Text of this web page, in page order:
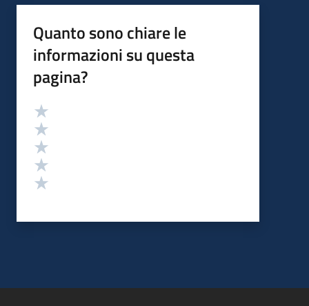
Quanto sono chiare le
informazioni su questa
pagina?
Valutazione